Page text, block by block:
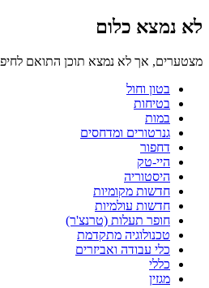
לא נמצא כלום
מצטערים, אך לא נמצא תוכן התואם
בטון וחול
בטיחות
במות
גנרטורים ומדחסים
דחפור
היי-טק
היסטוריה
חדשות מקומיות
חדשות עולמיות
חופר תעלות (טרנצ'ר)
טכנולוגיה מתקדמת
כלי עבודה ואביזרים
כללי
מגזין